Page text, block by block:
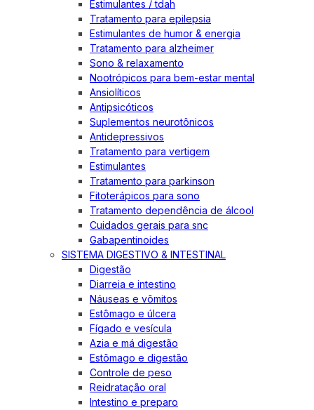
Estimulantes / tdah
Tratamento para epilepsia
Estimulantes de humor & energia
Tratamento para alzheimer
Sono & relaxamento
Nootrópicos para bem-estar mental
Ansiolíticos
Antipsicóticos
Suplementos neurotônicos
Antidepressivos
Tratamento para vertigem
Estimulantes
Tratamento para parkinson
Fitoterápicos para sono
Tratamento dependência de álcool
Cuidados gerais para snc
Gabapentinoides
SISTEMA DIGESTIVO & INTESTINAL
Digestão
Diarreia e intestino
Náuseas e vômitos
Estômago e úlcera
Fígado e vesícula
Azia e má digestão
Estômago e digestão
Controle de peso
Reidratação oral
Intestino e preparo